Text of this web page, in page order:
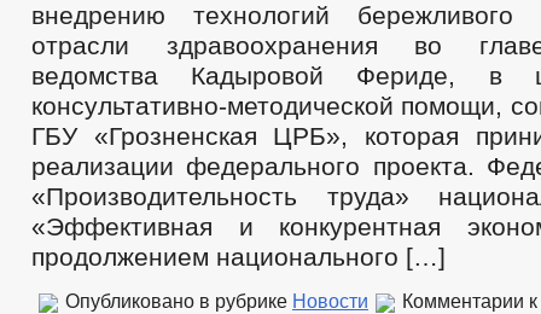
внедрению технологий бережливого
отрасли здравоохранения во
ведомства Кадыровой Фериде, в
консультативно-методической помощи,
ГБУ «Грозненская ЦРБ», которая
реализации федерального проекта.
«Производительность труда»
«Эффективная и конкурентная
продолжением национального […]
Опубликовано в рубрике Новости Комментарии